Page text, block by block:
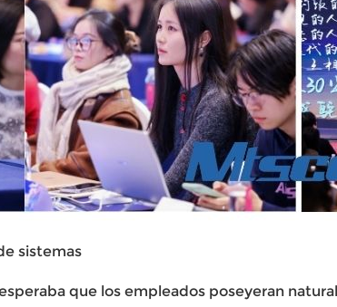
sistemas
que los empleados poseyeran